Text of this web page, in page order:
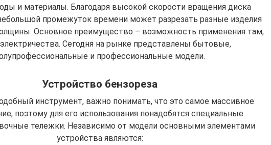
и материалы. Благодаря высокой скорости вращения диска
промежуток времени может разрезать разные изделия
Основное преимущество – возможность применения там,
Сегодня на рынке представлены бытовые,
и профессиональные модели.
Устройство бензореза
инструмент, важно понимать, что это самое массивное
поэтому для его использования понадобятся специальные
тележки. Независимо от модели основными элементами
устройства являются: